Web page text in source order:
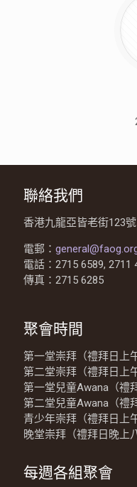
聯絡我們
香港九龍亞皆老街123號
電郵：
電話：2715 6589, 2711
傳真：2715 6285
聚會時間
第一堂崇拜（禮拜日上
第二堂崇拜（禮拜日上
第一堂兒童Awana（禮
第二堂兒童Awana（禮
青少年崇拜（禮拜日上
晚堂崇拜（禮拜日晚上
每週各組聚會